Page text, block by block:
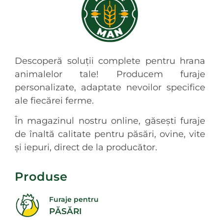
Descoperă soluții complete pentru hrana
animalelor tale! Producem furaje
personalizate, adaptate nevoilor specifice
ale fiecărei ferme.
În magazinul nostru online, găsești furaje
de înaltă calitate pentru păsări, ovine, vite
și iepuri, direct de la producător.
Produse
Furaje pentru
PĂSĂRI